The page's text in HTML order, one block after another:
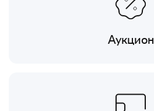
Аукцион